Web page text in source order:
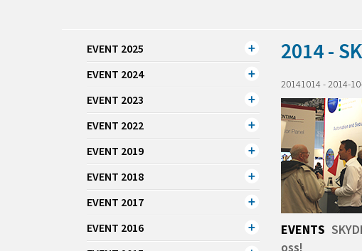
EVENT 2025
EVENT 2024
EVENT 2023
EVENT 2022
EVENT 2019
EVENT 2018
EVENT 2017
EVENT 2016
2014 -
20141014 -2014-
EVENTS
oss!